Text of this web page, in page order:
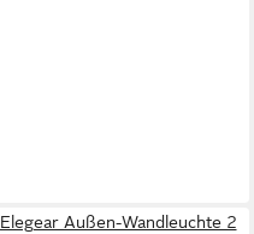
Elegear Außen-Wandleuchte 2